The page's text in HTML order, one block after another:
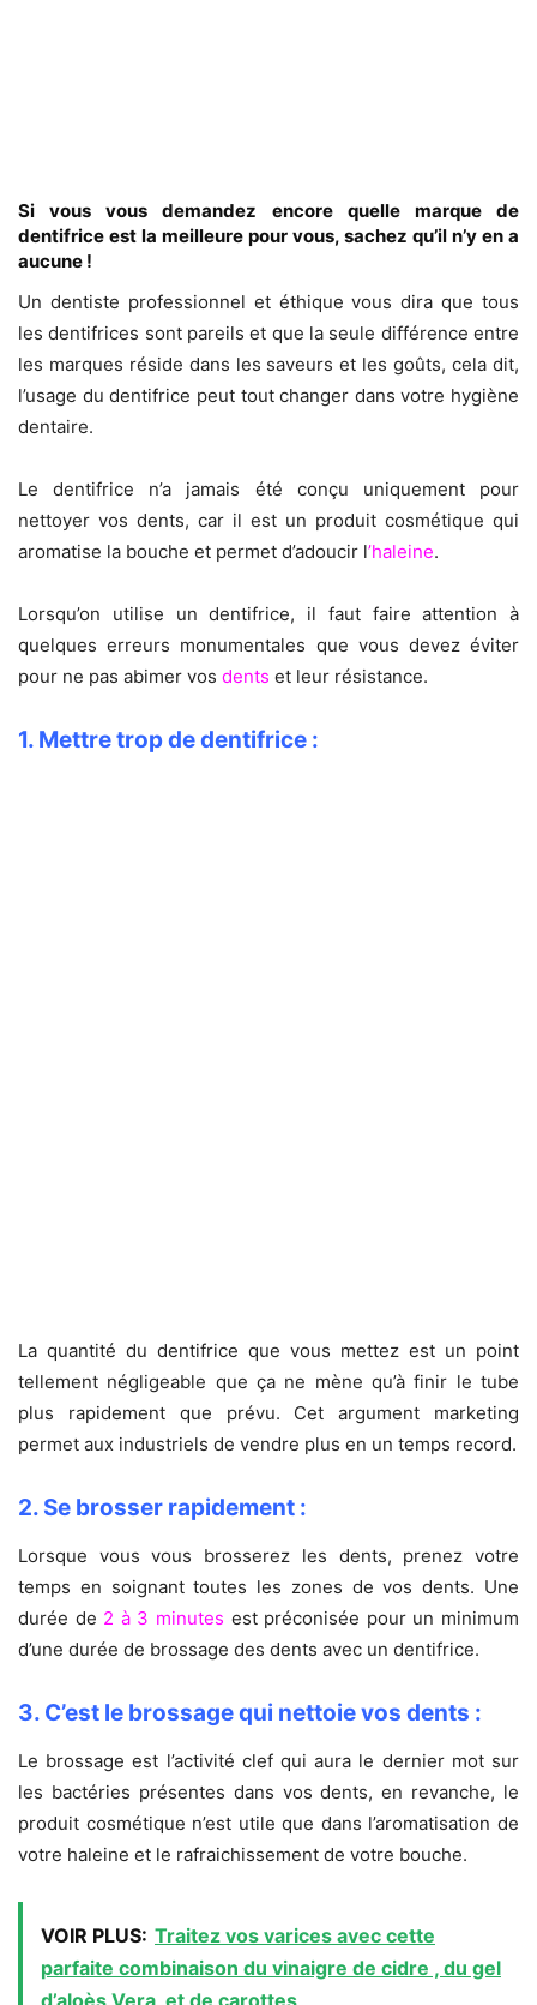
Si vous vous demandez encore quelle marque de
dentifrice est la meilleure pour vous, sachez qu’il n’y en a
aucune !
Un dentiste professionnel et éthique vous dira que tous
les dentifrices sont pareils et que la seule différence entre
les marques réside dans les saveurs et les goûts, cela dit,
l’usage du dentifrice peut tout changer dans votre hygiène
dentaire.
Le dentifrice n’a jamais été conçu uniquement pour
nettoyer vos dents, car il est un produit cosmétique qui
aromatise la bouche et permet d’adoucir l’haleine.
Lorsqu’on utilise un dentifrice, il faut faire attention à
quelques erreurs monumentales que vous devez éviter
pour ne pas abimer vos dents et leur résistance.
1. Mettre trop de dentifrice :
La quantité du dentifrice que vous mettez est un point
tellement négligeable que ça ne mène qu’à finir le tube
plus rapidement que prévu. Cet argument marketing
permet aux industriels de vendre plus en un temps record.
2. Se brosser rapidement :
Lorsque vous vous brosserez les dents, prenez votre
temps en soignant toutes les zones de vos dents. Une
durée de 2 à 3 minutes est préconisée pour un minimum
d’une durée de brossage des dents avec un dentifrice.
3. C’est le brossage qui nettoie vos dents :
Le brossage est l’activité clef qui aura le dernier mot sur
les bactéries présentes dans vos dents, en revanche, le
produit cosmétique n’est utile que dans l’aromatisation de
votre haleine et le rafraichissement de votre bouche.
VOIR PLUS: Traitez vos varices avec cette
parfaite combinaison du vinaigre de cidre , du gel